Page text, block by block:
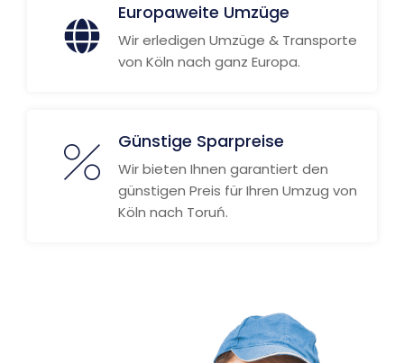
Europaweite Umzüge
Wir erledigen Umzüge & Transporte
von Köln nach ganz Europa.
Günstige Sparpreise
Wir bieten Ihnen garantiert den
günstigen Preis für Ihren Umzug von
Köln nach Toruń.